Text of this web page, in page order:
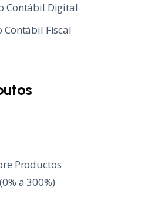
Contábil Digital
Contábil Fiscal
Productos
a 300%)